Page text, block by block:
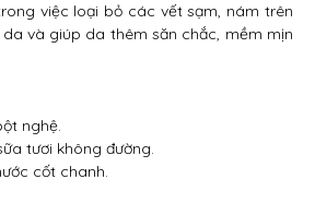
việc loại bỏ các vết sạm, nám trên
và giúp da thêm săn chắc, mềm mịn
nghệ.
tươi không đường.
cốt chanh.